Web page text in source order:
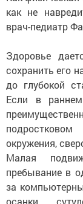
как не
врач-педиатр
Здоровье
сохранить его
до глубокой
Если в раннем
окружения,
Малая
пребывание в
за
осанки,